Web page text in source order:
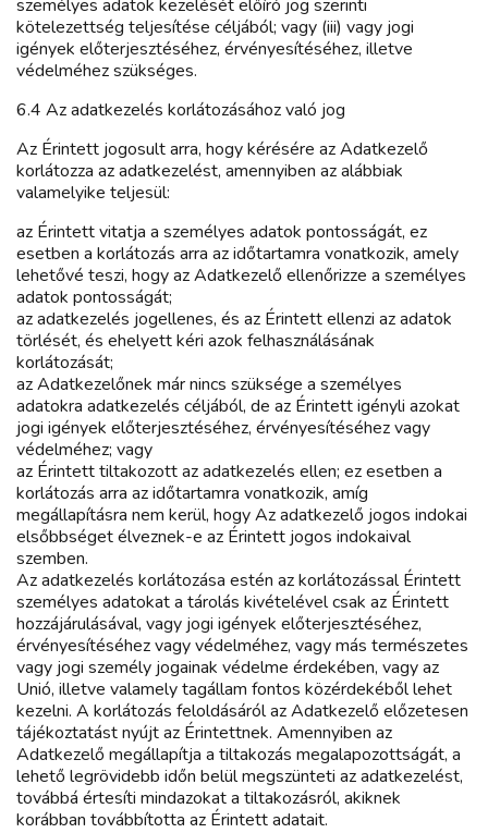
személyes adatok kezelését előíró jog szerinti
kötelezettség teljesítése céljából; vagy (iii) vagy jogi
igények előterjesztéséhez, érvényesítéséhez, illetve
védelméhez szükséges.
6.4 Az adatkezelés korlátozásához való jog
Az Érintett jogosult arra, hogy kérésére az Adatkezelő
korlátozza az adatkezelést, amennyiben az alábbiak
valamelyike teljesül:
az Érintett vitatja a személyes adatok pontosságát, ez
esetben a korlátozás arra az időtartamra vonatkozik, amely
lehetővé teszi, hogy az Adatkezelő ellenőrizze a személyes
adatok pontosságát;
az adatkezelés jogellenes, és az Érintett ellenzi az adatok
törlését, és ehelyett kéri azok felhasználásának
korlátozását;
az Adatkezelőnek már nincs szüksége a személyes
adatokra adatkezelés céljából, de az Érintett igényli azokat
jogi igények előterjesztéséhez, érvényesítéséhez vagy
védelméhez; vagy
az Érintett tiltakozott az adatkezelés ellen; ez esetben a
korlátozás arra az időtartamra vonatkozik, amíg
megállapításra nem kerül, hogy Az adatkezelő jogos indokai
elsőbbséget élveznek-e az Érintett jogos indokaival
szemben.
Az adatkezelés korlátozása estén az korlátozással Érintett
személyes adatokat a tárolás kivételével csak az Érintett
hozzájárulásával, vagy jogi igények előterjesztéséhez,
érvényesítéséhez vagy védelméhez, vagy más természetes
vagy jogi személy jogainak védelme érdekében, vagy az
Unió, illetve valamely tagállam fontos közérdekéből lehet
kezelni. A korlátozás feloldásáról az Adatkezelő előzetesen
tájékoztatást nyújt az Érintettnek. Amennyiben az
Adatkezelő megállapítja a tiltakozás megalapozottságát, a
lehető legrövidebb időn belül megszünteti az adatkezelést,
továbbá értesíti mindazokat a tiltakozásról, akiknek
korábban továbbította az Érintett adatait.